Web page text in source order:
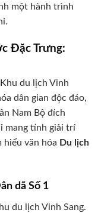
một hành trình
Đặc Trưng:
du lịch Vinh
dân gian độc đáo,
Nam Bộ đích
mang tính giải trí
hiểu văn hóa Du lịch
dã Số 1
du lịch Vinh Sang.